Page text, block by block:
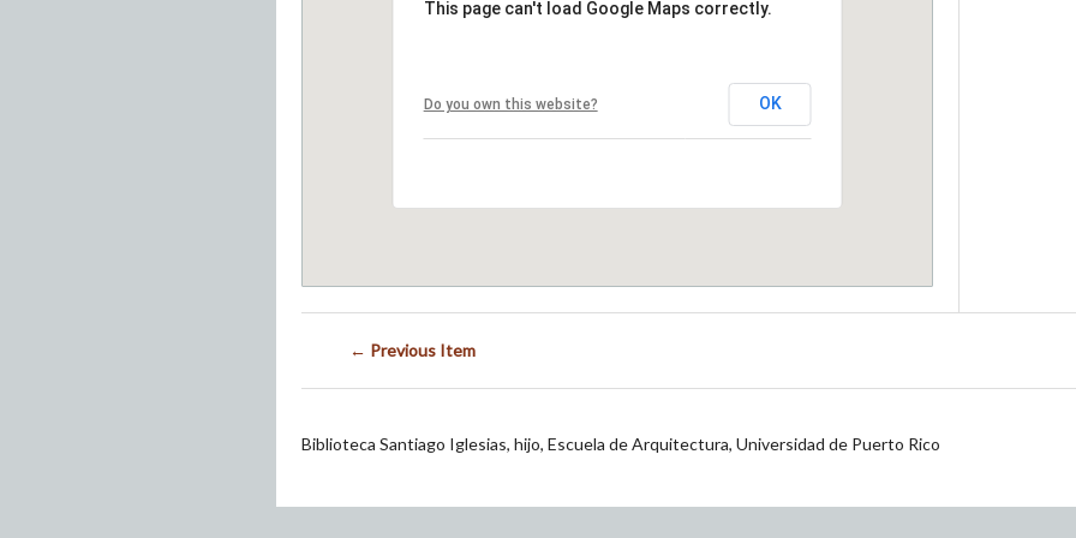
This page can't load Google Maps correctly.
Do you own this website? OK
← Previous Item
Biblioteca Santiago Iglesias, hijo, Escuela de Arquitectura, Universidad de Puerto Rico